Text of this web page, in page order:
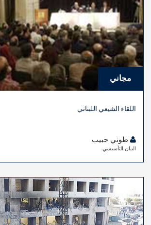
مجاني
اللقاء الشيعي اللبناني
البيان التأسيسي